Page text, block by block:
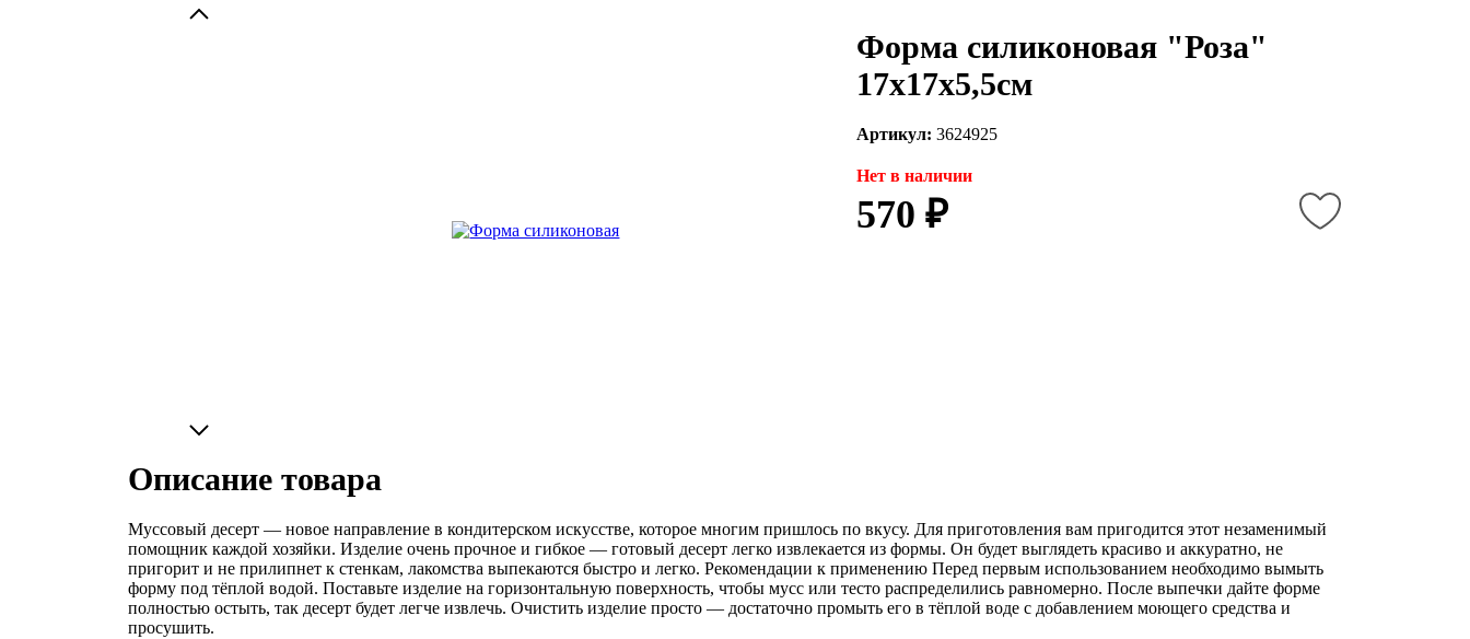
Форма силиконовая "Роза"
17х17х5,5см
Артикул: 3624925
Нет в наличии
570 ₽
Описание товара
Муссовый десерт — новое направление в кондитерском искусстве, которое многим пришлось по вкусу. Для приготовления вам пригодится этот незаменимый
помощник каждой хозяйки. Изделие очень прочное и гибкое — готовый десерт легко извлекается из формы. Он будет выглядеть красиво и аккуратно, не
пригорит и не прилипнет к стенкам, лакомства выпекаются быстро и легко. Рекомендации к применению Перед первым использованием необходимо вымыть
форму под тёплой водой. Поставьте изделие на горизонтальную поверхность, чтобы мусс или тесто распределились равномерно. После выпечки дайте форме
полностью остыть, так десерт будет легче извлечь. Очистить изделие просто — достаточно промыть его в тёплой воде с добавлением моющего средства и
просушить.